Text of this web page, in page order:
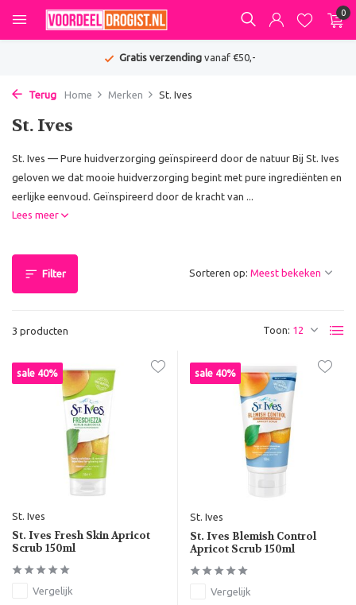
0
Gratis verzendingvanaf €50,-
Terug Home Merken St. Ives
St. Ives
St. Ives — Pure huidverzorging geïnspireerd door de natuur Bij St. Ives
geloven we dat mooie huidverzorging begint met pure ingrediënten en
eerlijke eenvoud. Geïnspireerd door de kracht van ...
Lees meer
Filter
3 producten Toon:
Sorteren op:
sale 40%
St. Ives
St. Ives Fresh Skin Apricot
Scrub 150ml
Vergelijk
sale 40%
St. Ives
St. Ives Blemish Control
Apricot Scrub 150ml
Vergelijk